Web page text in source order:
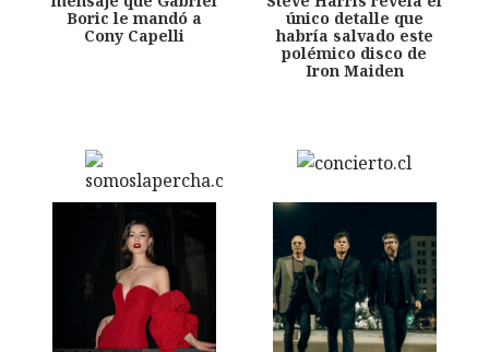
Boric le mandó a
Cony Capelli
único detalle que
habría salvado este
polémico disco de
Iron Maiden